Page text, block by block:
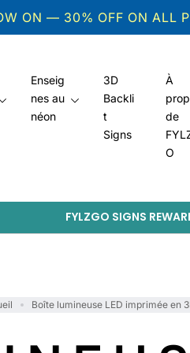
ON — 30% OFF ON ALL
Enseig
nes au
néon
3D
Backli
t
Signs
À
de
O
FYLZGO SIGNS
Boîte lumineuse LED imprimée en